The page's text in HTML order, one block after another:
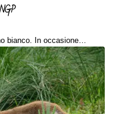
bianco. In occasione…